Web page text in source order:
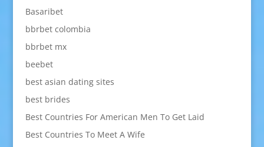
Basaribet
bbrbet colombia
bbrbet mx
beebet
best asian dating sites
best brides
Best Countries For American Men To Get Laid
Best Countries To Meet A Wife